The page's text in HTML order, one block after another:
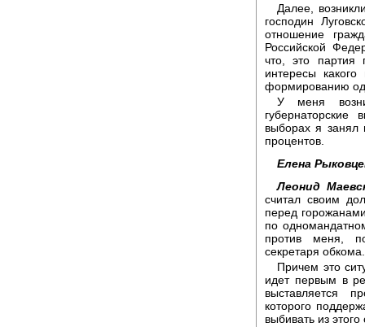
Далее,
господин
отношение
Российской
что, это партия
интересы
формированию
У меня
выборах я занял
процентов.
Елена
Леонид
считал своим
перед
по
против меня,
секретаря обкома.
Причем это
идет первым в
выставляется
которого
выбивать из